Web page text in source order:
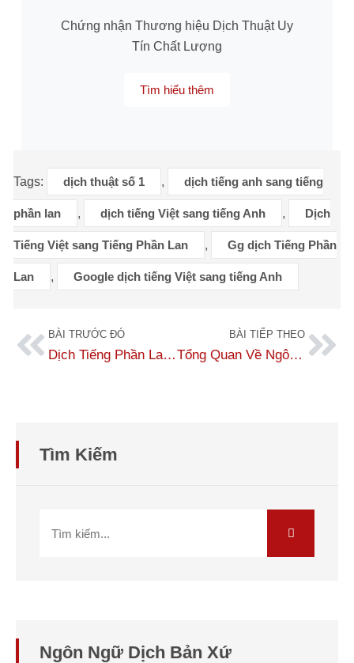
Chứng nhận Thương hiệu Dịch Thuật Uy
Tín Chất Lượng
Tìm hiểu thêm
Tags: dịch thuật số 1 , dịch tiếng anh sang tiếng
phần lan , dịch tiếng Việt sang tiếng Anh , Dịch
Tiếng Việt sang Tiếng Phần Lan , Gg dịch Tiếng Phần
Lan , Google dịch tiếng Việt sang tiếng Anh
BÀI TRƯỚC ĐÓ
Dịch Tiếng Phần Lan Sang Tiếng Anh – 100% Dịch Giả Bản Xứ
BÀI TIẾP THEO
Tổng Quan Về Ngôn Ngữ Phần Lan
Tìm Kiếm
Ngôn Ngữ Dịch Bản Xứ